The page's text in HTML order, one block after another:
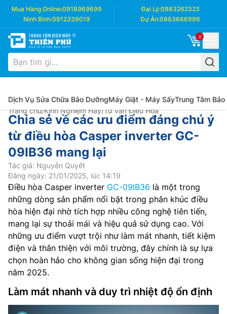
Mua Hàng Online:0918969699 Đại Lý:0983262323
Ninh Bình:0912339019 Dự Án:0983666996
0
Dịch Vụ Sửa Chữa Bảo DưỡngMáy Giặt - Máy SấyTrung Tâm Bảo
Trang chủ/Kinh Nghiệm Hay/Tư vấn Điều Hòa
Chia sẻ về các ưu điểm đáng chú ý
từ điều hòa Casper inverter GC-
09IB36 mang lại
Tác giả: Nguyễn Quyết
Đăng ngày: 21/01/2025, lúc 14:19
Điều hòa Casper inverter GC-09IB36 là một trong
những dòng sản phẩm nổi bật trong phân khúc điều
hòa hiện đại nhờ tích hợp nhiều công nghệ tiên tiến,
mang lại sự thoải mái và hiệu quả sử dụng cao. Với
những ưu điểm vượt trội như làm mát nhanh, tiết kiệm
điện và thân thiện với môi trường, đây chính là sự lựa
chọn hoàn hảo cho không gian sống hiện đại trong
năm 2025.
Làm mát nhanh và duy trì nhiệt độ ổn định